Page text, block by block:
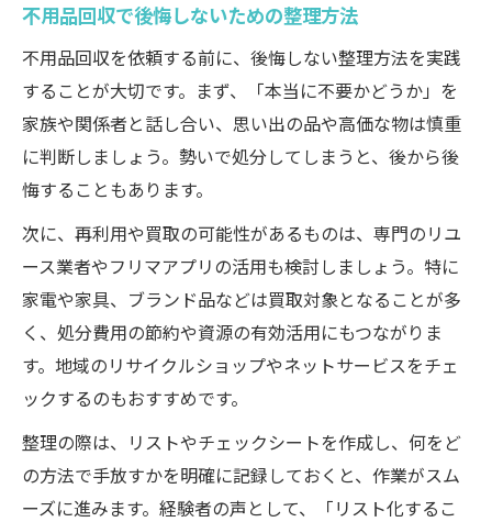
一気に片付く不用品回収の実践的手順を解説
不用品回収で効率よく一気に片付ける方法
大量処分に適した不用品回収スケジュール
作成法
不用品回収を活用した服や家電の整理術
れ
実家じまいで役立つ不用品回収の手順解説
不用品回収を賢く使い損しない処分を目指す方
法
不用品回収で損しないためのポイント整理
買取やリユースも併用する不用品回収活用
法
不用品回収費用を抑えるための比較術
不用品回収で後悔しないための整理方法
不用品回収を依頼する前に、後悔しない整理方法を実践
することが大切です。まず、「本当に不要かどうか」を
家族や関係者と話し合い、思い出の品や高価な物は慎重
に判断しましょう。勢いで処分してしまうと、後から後
悔することもあります。
次に、再利用や買取の可能性があるものは、専門のリユ
ース業者やフリマアプリの活用も検討しましょう。特に
家電や家具、ブランド品などは買取対象となることが多
く、処分費用の節約や資源の有効活用にもつながりま
す。地域のリサイクルショップやネットサービスをチェ
ックするのもおすすめです。
整理の際は、リストやチェックシートを作成し、何をど
の方法で手放すかを明確に記録しておくと、作業がスム
ーズに進みます。経験者の声として、「リスト化するこ